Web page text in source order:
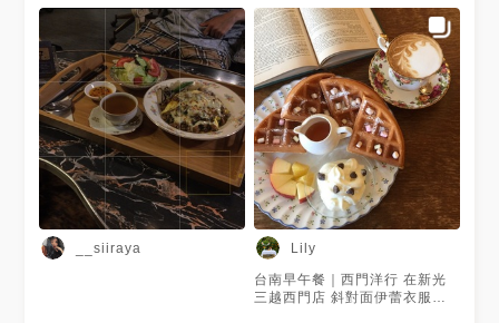
__siiraya Lily
台南早午餐｜西門洋行 在新光
三越西門店 斜對面伊蕾衣服店